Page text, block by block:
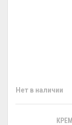
Нет в наличии